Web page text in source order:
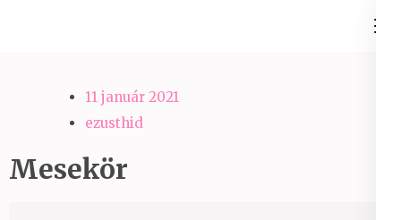
11 január 2021
ezusthid
Mesekör